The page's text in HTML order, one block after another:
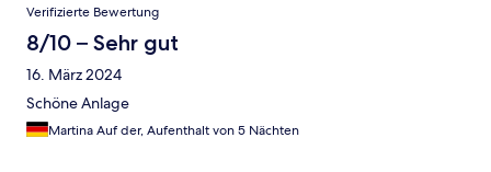
Verifizierte Bewertung
8/10 – Sehr gut
16. März 2024
Schöne Anlage
Martina Auf der, Aufenthalt von 5 Nächten